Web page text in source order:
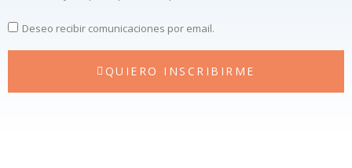
Deseo recibir comunicaciones por email.
QUIERO INSCRIBIRME